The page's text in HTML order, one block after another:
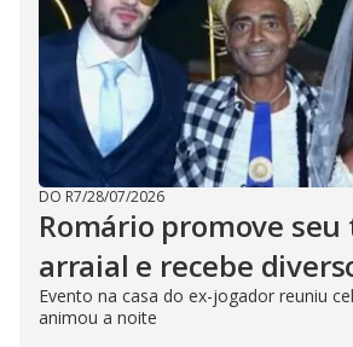
DO R7/28/07/2026
Romário promove
arraial e recebe
Evento na casa do ex-jogador reuniu
animou a noite